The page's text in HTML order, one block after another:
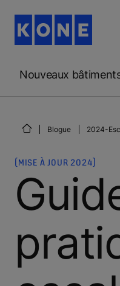
Nouveaux
Blogue 2024-
(MISE À JOUR 2024)